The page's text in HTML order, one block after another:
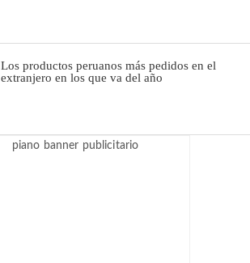
Los productos peruanos más pedidos en el
extranjero en los que va del año